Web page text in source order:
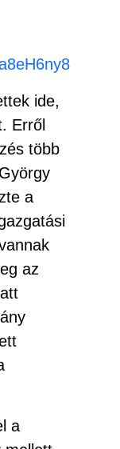
ide,
Erről
több
a
az
a